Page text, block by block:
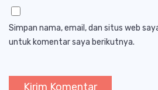
Simpan nama, email, dan situs web
untuk komentar saya berikutnya.